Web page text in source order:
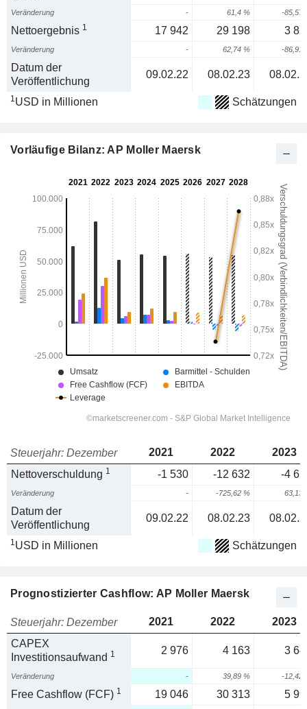
Veränderung - 61,4 % -85,57
Nettoergebnis 1 17 942 29 198 3
Veränderung - 62,74 % -86,91
Datum der
Veröffentlichung
09.02.22 08.02.23
1USD in Millionen Schätzungen
Vorläufige Bilanz: AP Moller Maersk
Steuerjahr: Dezember 2021 2022
2023
Nettoverschuldung 1 -1 530 -12 632 -4
Veränderung - -725,62 % 63,13
Datum der
Veröffentlichung
09.02.22 08.02.23
1USD in Millionen Schätzungen
Prognostizierter Cashflow: AP Moller Maersk
Steuerjahr: Dezember 2021 2022
2023
CAPEX
Investitionsaufwand 1 2 976 4 163 3
Veränderung - 39,89 % -12,42
Free Cashflow (FCF) 1 19 046 30 313 5